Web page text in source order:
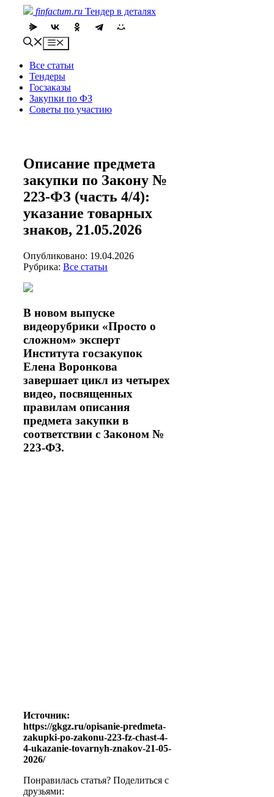
content
finfactum.ru Тендер в деталях
Menu
Все статьи
Тендеры
Госзаказы
Закупки по ФЗ
Советы по участию
Описание предмета
закупки по Закону №
223-ФЗ (часть 4/4):
указание товарных
знаков, 21.05.2026
Опубликовано: 19.04.2026
Рубрика: Все статьи
В новом выпуске
видеорубрики «Просто о
сложном» эксперт
Института госзакупок
Елена Воронкова
завершает цикл из четырех
видео, посвященных
правилам описания
предмета закупки в
соответствии с Законом №
223-ФЗ.
Источник:
https://gkgz.ru/opisanie-predmeta-
zakupki-po-zakonu-223-fz-chast-4-
4-ukazanie-tovarnyh-znakov-21-05-
2026/
Понравилась статья? Поделиться с
друзьями: